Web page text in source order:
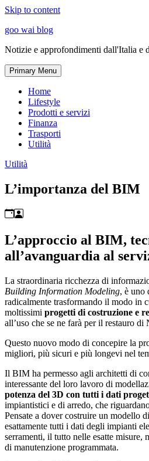
Skip to content
goo wai blog
Notizie e approfondimenti dall'Italia e
Primary Menu
Home
Lifestyle
Prodotti e servizi
Finanza
Trasporti
Utilità
Utilità
L’importanza del BIM
L’approccio al BIM,
all’avanguardia al
La straordinaria ricchezza di
Building Information Modeling, è uno
radicalmente trasformando il modo in
moltissimi progetti di costruzione e
all’uso che se ne farà per il restauro di
Questo nuovo modo di concepire la
migliori, più sicuri e più longevi nel
Il BIM ha permesso agli architetti di
interessante del loro lavoro di
potenza del 3D con tutti i dati
impiantistici e di arredo, che
Pensate a dover costruire un modello
esattamente tutti i dati degli impianti
serramenti, il tutto nelle esatte misure,
di manutenzione programmata.